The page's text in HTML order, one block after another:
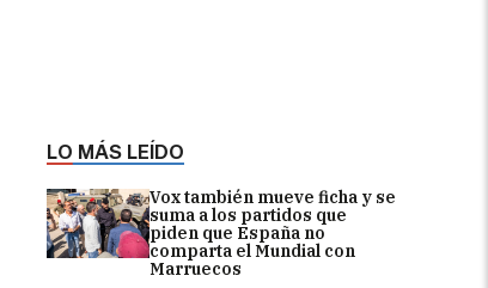
LO MÁS LEÍDO
Vox también mueve ficha y se
suma a los partidos que
piden que España no
comparta el Mundial con
Marruecos